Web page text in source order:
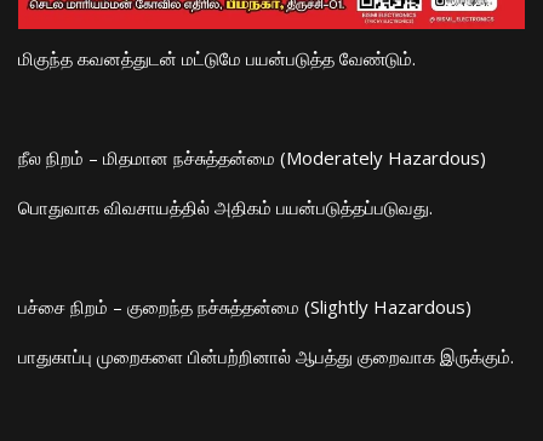
மிகுந்த கவனத்துடன் மட்டுமே பயன்படுத்த வேண்டும்.
நீல நிறம் – மிதமான நச்சுத்தன்மை (Moderately Hazardous)
பொதுவாக விவசாயத்தில் அதிகம் பயன்படுத்தப்படுவது.
பச்சை நிறம் – குறைந்த நச்சுத்தன்மை (Slightly Hazardous)
பாதுகாப்பு முறைகளை பின்பற்றினால் ஆபத்து குறைவாக இருக்கும்.